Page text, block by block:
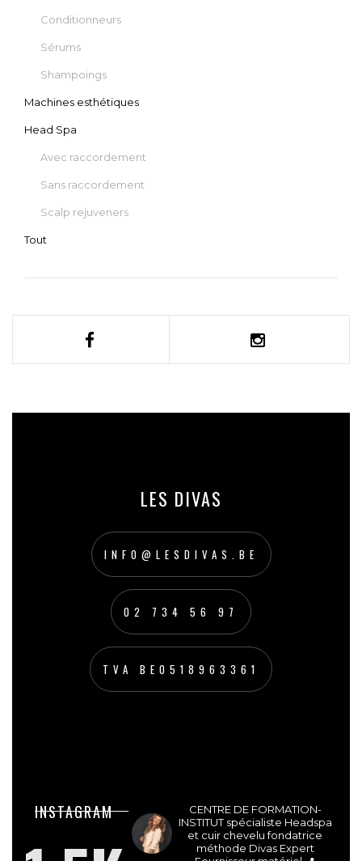
€50,00
AJOUTER AU PANIER
Conditionneurs
Sérums
Shampoings
Machines esthétiques
Head Spa
Avec raccordement
Sans raccordement
Scalp rejuveners
Tout
LES DIVAS
INFO@LESDIVAS.BE
02 734 56 97
TVA BE0518963361
INSTAGRAM
CENTRE DE FORMATION-
INSTITUT spécialiste Headspa
et cuir chevelu fondatrice
méthode Divas Expert